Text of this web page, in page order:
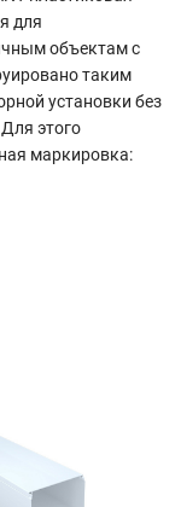
для
объектам с
таким
установки без
этого
маркировка: